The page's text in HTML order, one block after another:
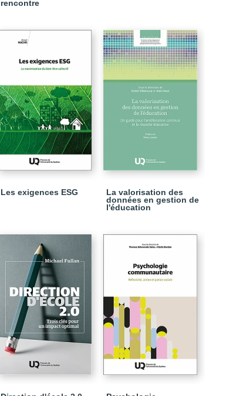
rencontre
Les exigences ESG
La valorisation des
données en gestion de
l'éducation